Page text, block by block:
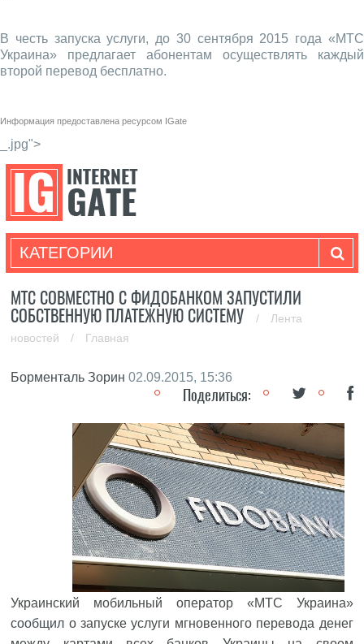
В честь запуска услуги, до 30 сентября 2015 года «МТС
Украина» предлагает абонентам осуществлять каждый
второй перевод бесплатно.
Информация предоставлена ресурсом IGate
_.jpg">
КАТЕГОРИИ
МТС СОВМЕСТНО С ФИДОБАНКОМ ЗАПУСТИЛИ
СОБСТВЕННУЮ ПЛАТЕЖНУЮ СИСТЕМУ
/
Лента
новостей
/ Главная
Борменталь Зорин 02.09.2015, 15:36
Поделиться:
Украинский мобильный оператор «МТС Украина»
сообщил о запуске услуги мгновенного перевода денег